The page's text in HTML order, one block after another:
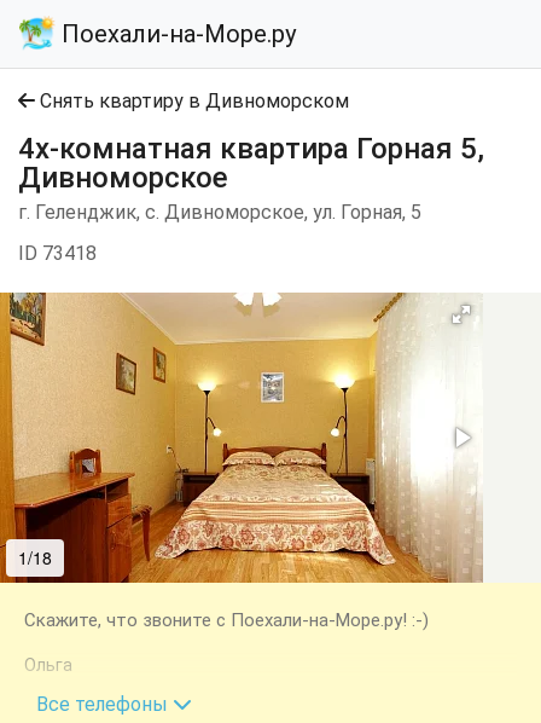
Поехали-на-Море.ру
Снять квартиру в Дивноморском
4х-комнатная квартира Горная 5,
Дивноморское
г. Геленджик, с. Дивноморское, ул. Горная, 5
ID 73418
1/18
Скажите, что звоните с Поехали-на-Море.ру! :-)
Ольга
+7 (928) 409-04-58
Все телефоны